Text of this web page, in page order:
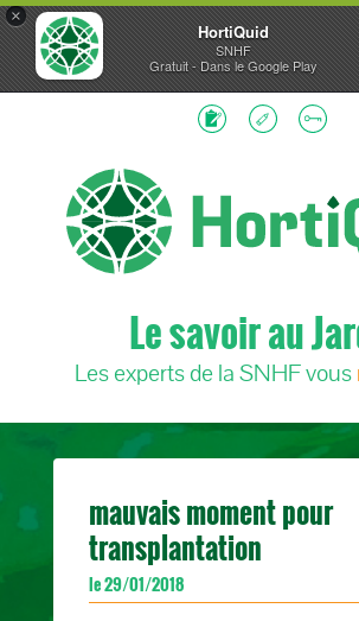
×
HortiQuid
SNHF
Gratuit - Dans le Google Play
Le savoir au
Les experts de la SNHF vous
mauvais moment pour
transplantation
le 29/01/2018